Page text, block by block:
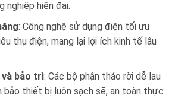
nghiệp hiện đại.
: Công nghệ sử dụng điện tối ưu
thụ điện, mang lại lợi ích kinh tế lâu
và bảo trì: Các bộ phận tháo rời dễ lau
bảo thiết bị luôn sạch sẽ, an toàn thực